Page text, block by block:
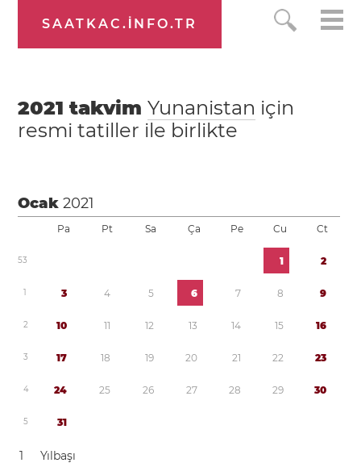
SAATKAC.INFO.TR
2021 takvimYunanistan için
resmi tatiller ile birlikte
Ocak2021
Pa Pt Sa Ça Pe Cu Ct
53 1 2
1 3 4 5 6 7 8 9
2 10 11 12 13 14 15 16
3 17 18 19 20 21 22 23
4 24 25 26 27 28 29 30
5 31
1
Yılbaşı